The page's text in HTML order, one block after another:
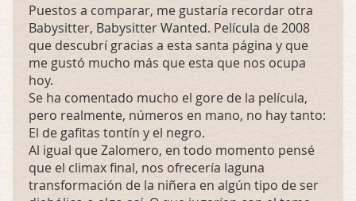
Puestos a comparar, me gustaría recordar otra
Babysitter, Babysitter Wanted. Película de 2008
que descubrí gracias a esta santa página y que
me gustó mucho más que esta que nos ocupa
hoy.
Se ha comentado mucho el gore de la película,
pero realmente, números en mano, no hay tanto:
El de gafitas tontín y el negro.
Al igual que Zalomero, en todo momento pensé
que el climax final, nos ofrecería laguna
transformación de la niñera en algún tipo de ser